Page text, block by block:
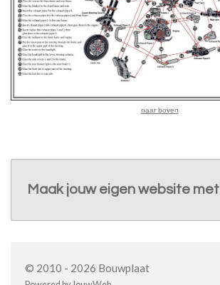
naar boven
Maak jouw eigen website met
© 2010 - 2026 Bouwplaat